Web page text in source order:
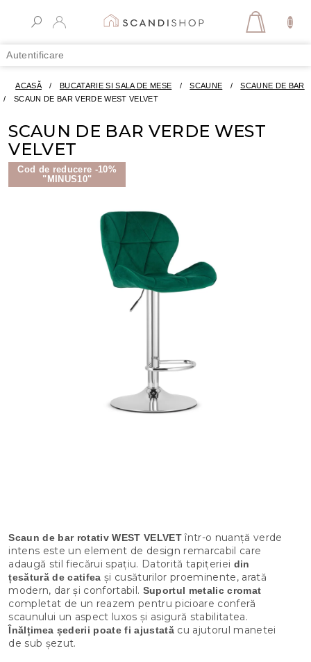
conținut
Autentificare
COŞ
ACASĂ / BUCATARIE SI SALA DE MESE / SCAUNE /
SCAUNE DE BAR
/
SCAUN DE BAR VERDE WEST VELVET
SCAUN DE BAR VERDE WEST
VELVET
Cod de reducere -10%
"MINUS10"
Scaun de bar rotativ WEST VELVETîntr-o nuanță verde
intens este un element de design remarcabil care
adaugă stil fiecărui spațiu. Datorită tapițeriei din
țesătură de catifea și cusăturilor proeminente, arată
modern, dar și confortabil. Suportul metalic cromat
completat de un reazem pentru picioare conferă
scaunului un aspect luxos și asigură stabilitatea.
Înălțimea șederii poate fi ajustatăcu ajutorul manetei
de sub șezut.